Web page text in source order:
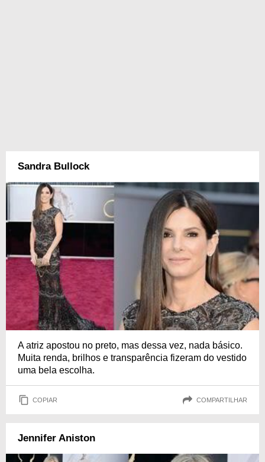
Sandra Bullock
A atriz apostou no preto, mas dessa vez, nada básico.
Muita renda, brilhos e transparência fizeram do vestido
uma bela escolha.
COPIAR COMPARTILHAR
Jennifer Aniston